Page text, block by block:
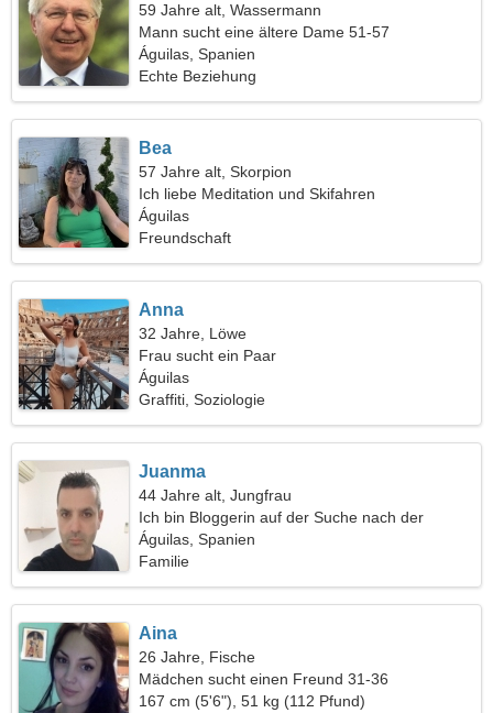
59 Jahre alt, Wassermann
Mann sucht eine ältere Dame 51-57
Águilas, Spanien
Echte Beziehung
Bea
57 Jahre alt, Skorpion
Ich liebe Meditation und Skifahren
Águilas
Freundschaft
Anna
32 Jahre, Löwe
Frau sucht ein Paar
Águilas
Graffiti, Soziologie
Juanma
44 Jahre alt, Jungfrau
Ich bin Bloggerin auf der Suche nach der
perfekten Frau
Águilas, Spanien
Familie
Aina
26 Jahre, Fische
Mädchen sucht einen Freund 31-36
167 cm (5'6"), 51 kg (112 Pfund)